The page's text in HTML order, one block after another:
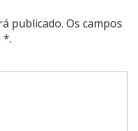
publicado. Os campos
*.